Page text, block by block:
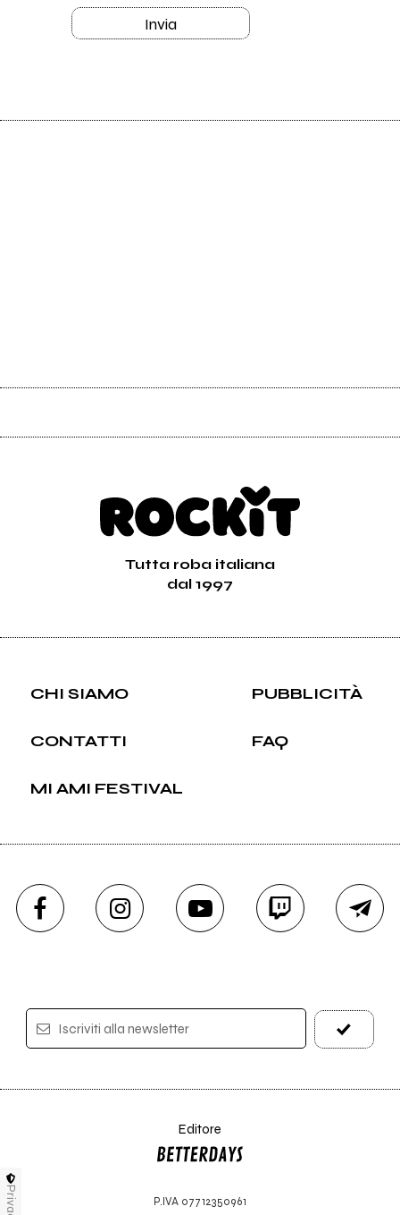
Invia
Tutta roba italiana
dal 1997
CHI SIAMO PUBBLICITÀ
CONTATTI FAQ
MI AMI FESTIVAL
Iscriviti alla newsletter
Editore
P.IVA 07712350961
Privacy